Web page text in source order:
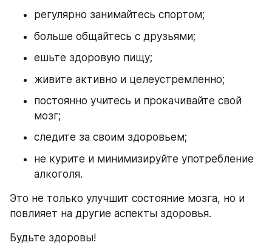
регулярно занимайтесь спортом;
больше общайтесь с друзьями;
ешьте здоровую пищу;
живите активно и целеустремленно;
постоянно учитесь и прокачивайте свой
мозг;
следите за своим здоровьем;
не курите и минимизируйте употребление
алкоголя.
Это не только улучшит состояние мозга, но и
повлияет на другие аспекты здоровья.
Будьте здоровы!